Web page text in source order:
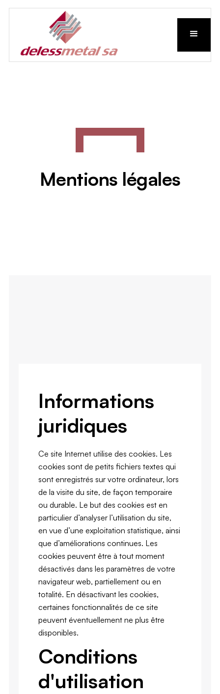
Mentions légales
Informations
juridiques
Ce site Internet utilise des cookies. Les
cookies sont de petits fichiers textes qui
sont enregistrés sur votre ordinateur, lors
de la visite du site, de façon temporaire
ou durable. Le but des cookies est en
particulier d’analyser l’utilisation du site,
en vue d’une exploitation statistique, ainsi
que d’améliorations continues. Les
cookies peuvent être à tout moment
désactivés dans les paramètres de votre
navigateur web, partiellement ou en
totalité. En désactivant les cookies,
certaines fonctionnalités de ce site
peuvent éventuellement ne plus être
disponibles.
Conditions
d'utilisation